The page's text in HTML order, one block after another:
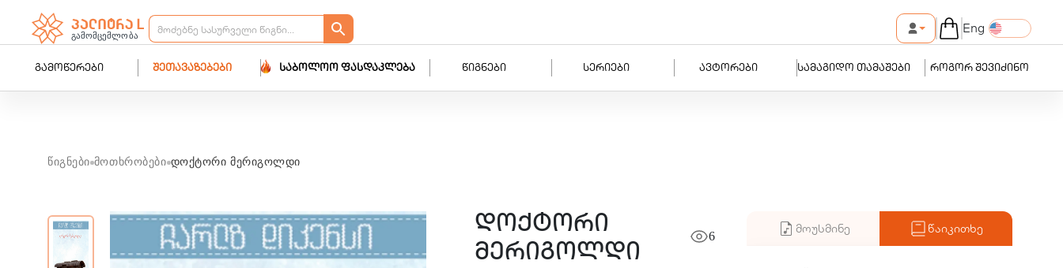
Eng
გამოწერები შეთავაზებები საბოლოო ფასდაკლება წიგნები სერიები ავტორები სამაგიდო თამაშები როგორ შევიძინო
წიგნები მოთხრობები დოქტორი მერიგოლდი
დოქტორი
მერიგოლდი
6
მოუსმინე წაიკითხე